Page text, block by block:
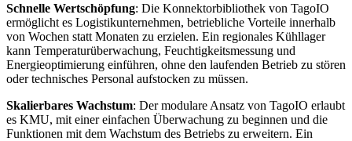
Schnelle Wertschöpfung: Die Konnektorbibliothek von TagoIO
ermöglicht es Logistikunternehmen, betriebliche Vorteile innerhalb
von Wochen statt Monaten zu erzielen. Ein regionales Kühllager
kann Temperaturüberwachung, Feuchtigkeitsmessung und
Energieoptimierung einführen, ohne den laufenden Betrieb zu stören
oder technisches Personal aufstocken zu müssen.
Skalierbares Wachstum: Der modulare Ansatz von TagoIO erlaubt
es KMU, mit einer einfachen Überwachung zu beginnen und die
Funktionen mit dem Wachstum des Betriebs zu erweitern. Ein